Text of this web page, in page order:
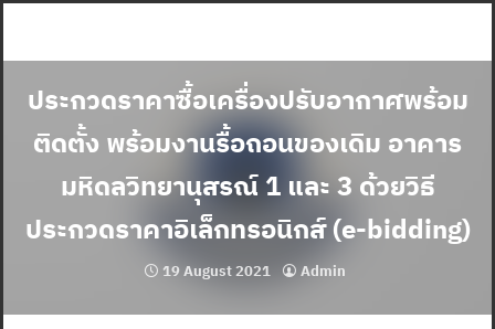
ประกวดราคาซื้อเครื่องปรับอากาศพร้อม
ติดตั้ง พร้อมงานรื้อถอนของเดิม อาคาร
มหิดลวิทยานุสรณ์ 1 และ 3 ด้วยวิธี
ประกวดราคาอิเล็กทรอนิกส์ (e-bidding)
19 August 2021 Admin